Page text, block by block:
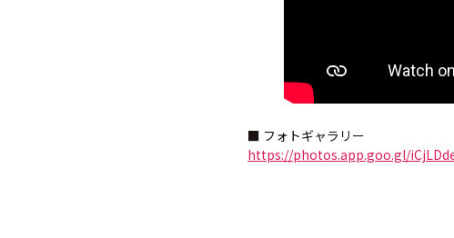
■ フォトギャラリー
https://photos.app.goo.gl/